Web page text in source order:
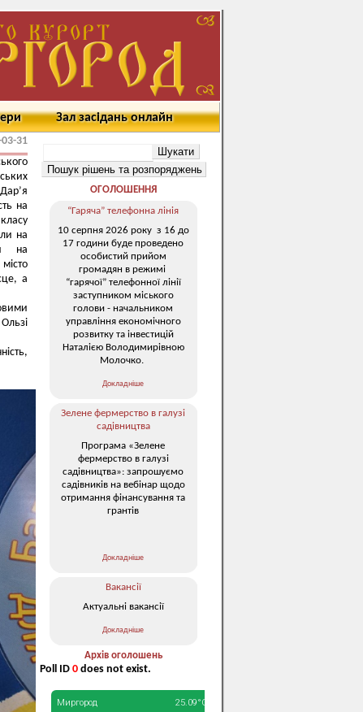
Зал засідань онлайн
31
на
на
на
а
ОГОЛОШЕННЯ
“Гаряча” телефонна лінія
10 серпня 2026 року з 16 до
17 години буде проведено
особистий прийом
громадян в режимі
“гарячої” телефонної лінії
заступником міського
голови - начальником
управління економічного
розвитку та інвестицій
Наталією Володимирівною
Молочко.
Докладніше
Зелене фермерство в галузі
садівництва
Програма «Зелене
фермерство в галузі
садівництва»: запрошуємо
садівників на вебінар щодо
отримання фінансування та
грантів
Докладніше
Вакансії
Актуальні вакансії
Докладніше
Архів оголошень
Poll ID 0 does not exist.